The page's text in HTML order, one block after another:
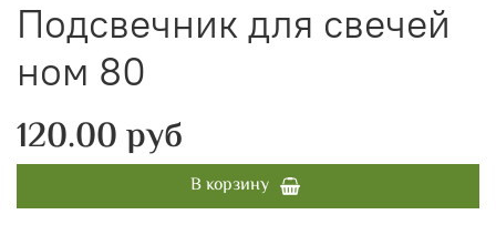
Подсвечник для свечей
ном 80
120.00 руб
В корзину